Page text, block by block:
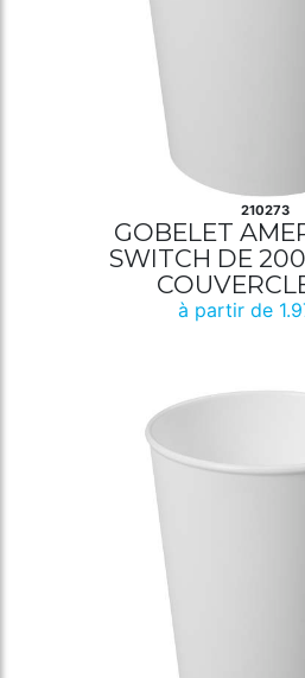
210273
GOBELET
SWITCH DE
à partir de